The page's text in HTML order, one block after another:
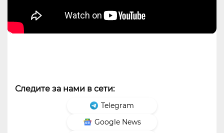
Следите за нами в сети:
Telegram
Google News